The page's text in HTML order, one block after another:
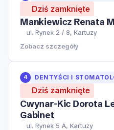
Dziś zamknięte
Mankiewicz Renata
ul. Rynek 2 / 8, Kartuzy
Zobacz szczegóły
4 DENTYŚCI I
Dziś zamknięte
Cwynar-Kic Dorota
Gabinet
ul. Rynek 5 A, Kartuzy